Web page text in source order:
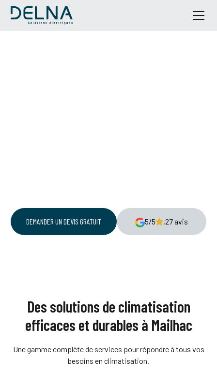
DEMANDER UN DEVIS GRATUIT 5/5 .27 avis
Des solutions de climatisation
efficaces et durables à Mailhac
Une gamme complète de services pour répondre à tous vos
besoins en climatisation.